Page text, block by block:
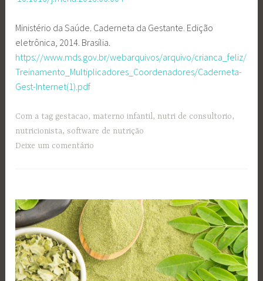
Ministério da Saúde. Caderneta da Gestante. Edição
eletrônica, 2014. Brasília.
https://www.mds.gov.br/webarquivos/arquivo/crianca_feliz/
Treinamento_Multiplicadores_Coordenadores/Caderneta-
Gest-Internet(1).pdf
Com a tag gestacao, materno infantil, nutri de consultorio,
nutricionista,software de nutrição
Deixe um comentário